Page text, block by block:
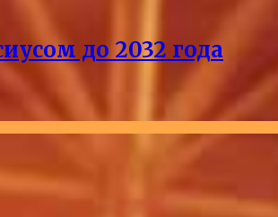
до 2032 года